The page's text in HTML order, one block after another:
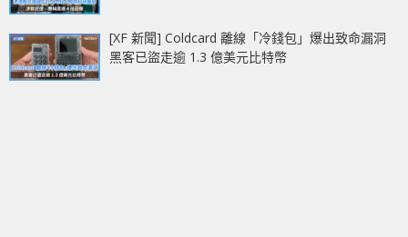
[XF 新聞] Coldcard 離線「冷錢包」爆出致命漏洞
黑客已盜走逾 1.3 億美元比特幣